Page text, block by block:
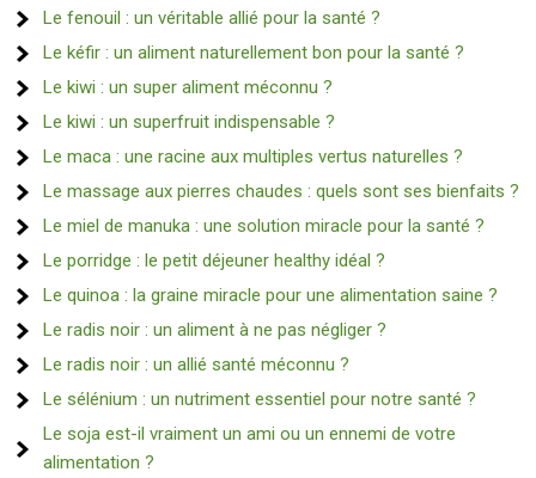
Le fenouil : un véritable allié pour la santé ?
Le kéfir : un aliment naturellement bon pour la santé ?
Le kiwi : un super aliment méconnu ?
Le kiwi : un superfruit indispensable ?
Le maca : une racine aux multiples vertus naturelles ?
Le massage aux pierres chaudes : quels sont ses bienfaits ?
Le miel de manuka : une solution miracle pour la santé ?
Le porridge : le petit déjeuner healthy idéal ?
Le quinoa : la graine miracle pour une alimentation saine ?
Le radis noir : un aliment à ne pas négliger ?
Le radis noir : un allié santé méconnu ?
Le sélénium : un nutriment essentiel pour notre santé ?
Le soja est-il vraiment un ami ou un ennemi de votre
alimentation ?